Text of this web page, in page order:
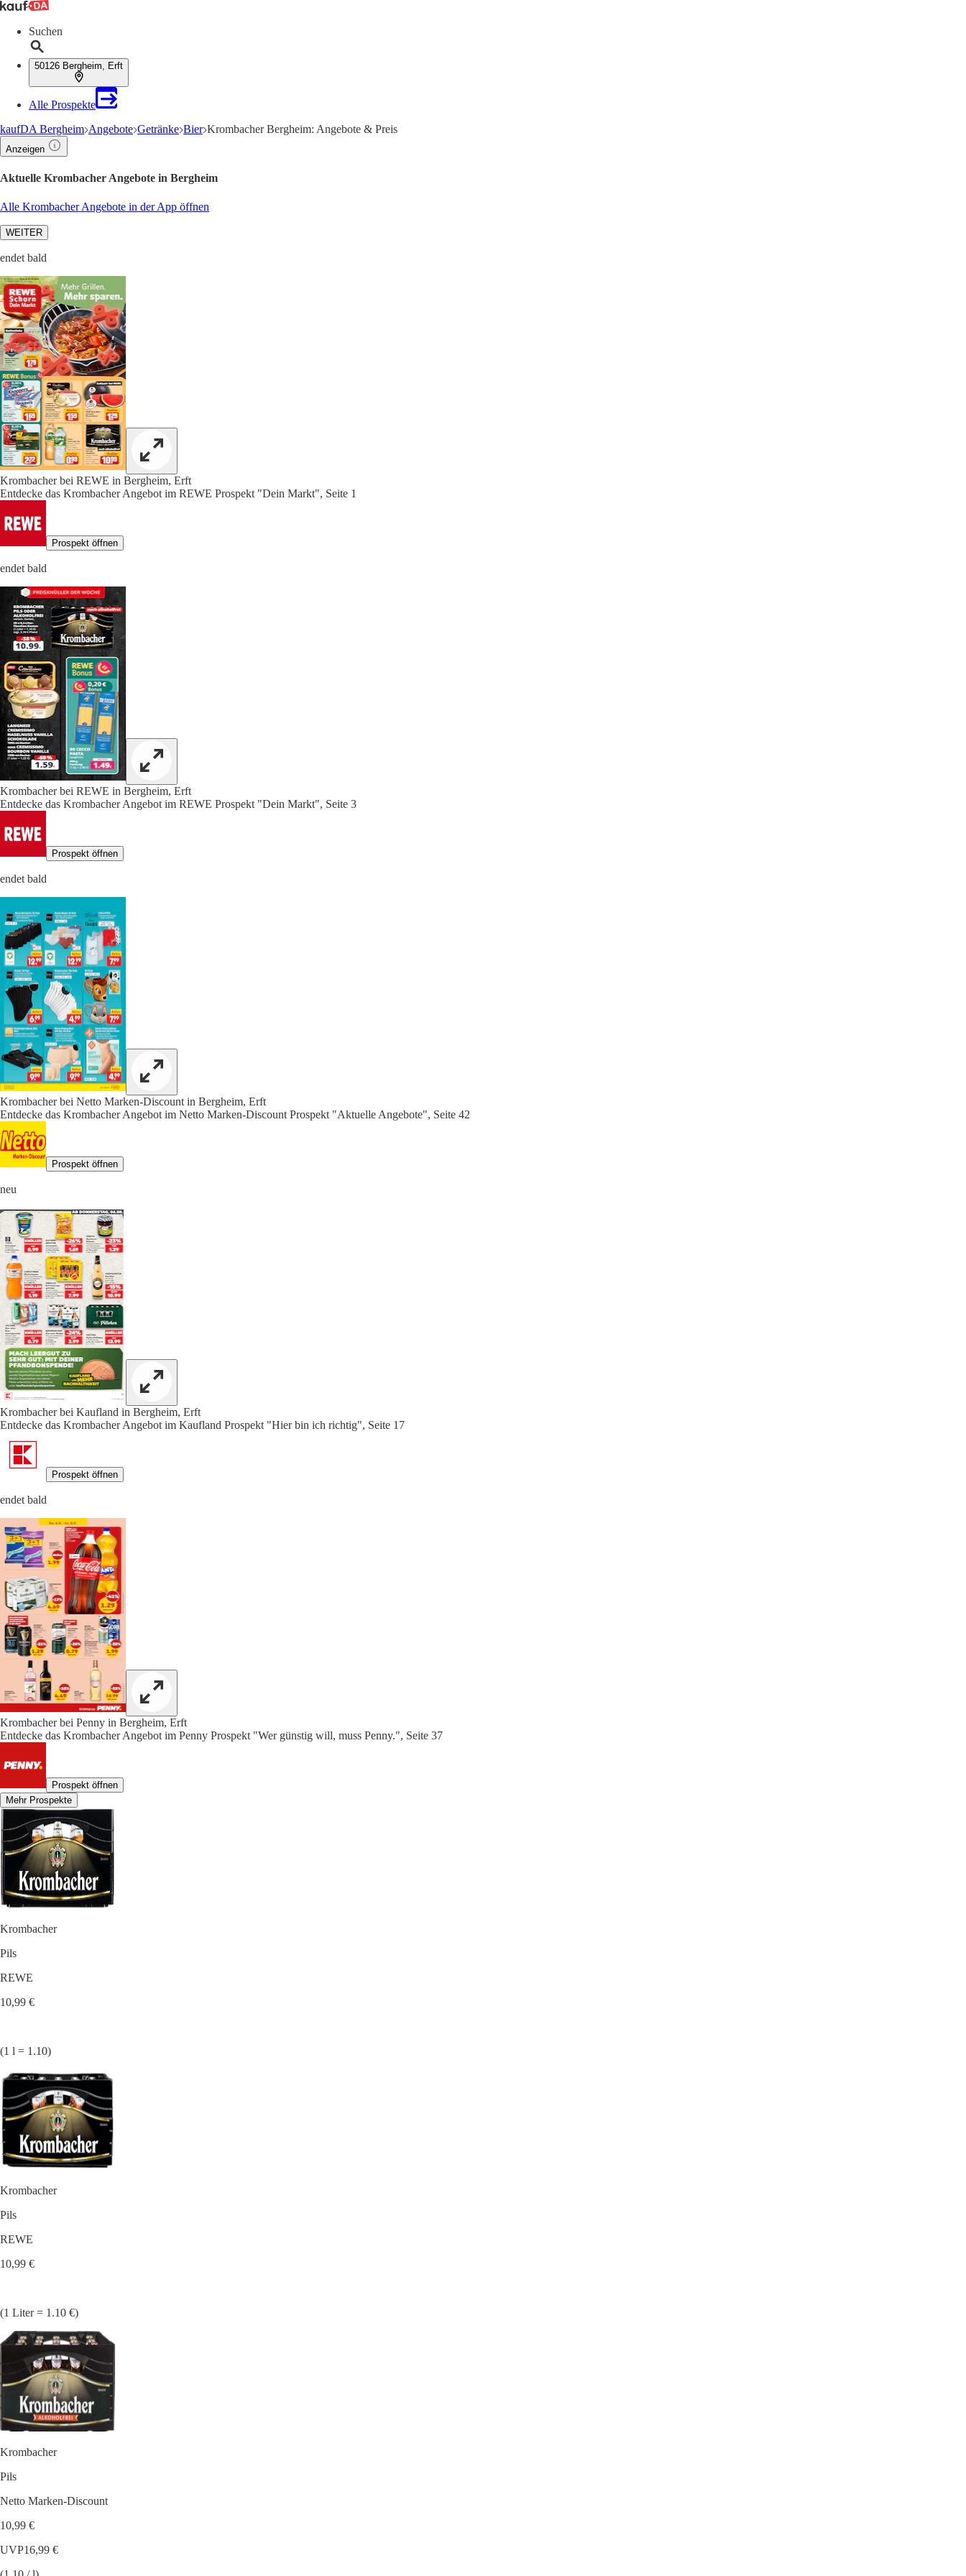
Suchen
50126 Bergheim, Erft
Alle Prospekte
kaufDA Bergheim Angebote Getränke Bier Krombacher Bergheim: Angebote & Preis
Anzeigen
Aktuelle Krombacher Angebote in Bergheim
Alle Krombacher Angebote in der App öffnen
WEITER
endet bald
Krombacher bei REWE in Bergheim, Erft
Entdecke das Krombacher Angebot im REWE Prospekt "Dein Markt", Seite 1
Prospekt öffnen
endet bald
Krombacher bei REWE in Bergheim, Erft
Entdecke das Krombacher Angebot im REWE Prospekt "Dein Markt", Seite 3
Prospekt öffnen
endet bald
Krombacher bei Netto Marken-Discount in Bergheim, Erft
Entdecke das Krombacher Angebot im Netto Marken-Discount Prospekt "Aktuelle Angebote", Seite 42
Prospekt öffnen
neu
Krombacher bei Kaufland in Bergheim, Erft
Entdecke das Krombacher Angebot im Kaufland Prospekt "Hier bin ich richtig", Seite 17
Prospekt öffnen
endet bald
Krombacher bei Penny in Bergheim, Erft
Entdecke das Krombacher Angebot im Penny Prospekt "Wer günstig will, muss Penny.", Seite 37
Prospekt öffnen
Mehr Prospekte
Krombacher
Pils
REWE
10,99 €
(1 l = 1.10)
Krombacher
Pils
REWE
10,99 €
(1 Liter = 1.10 €)
Krombacher
Pils
Netto Marken-Discount
10,99 €
UVP16,99 €